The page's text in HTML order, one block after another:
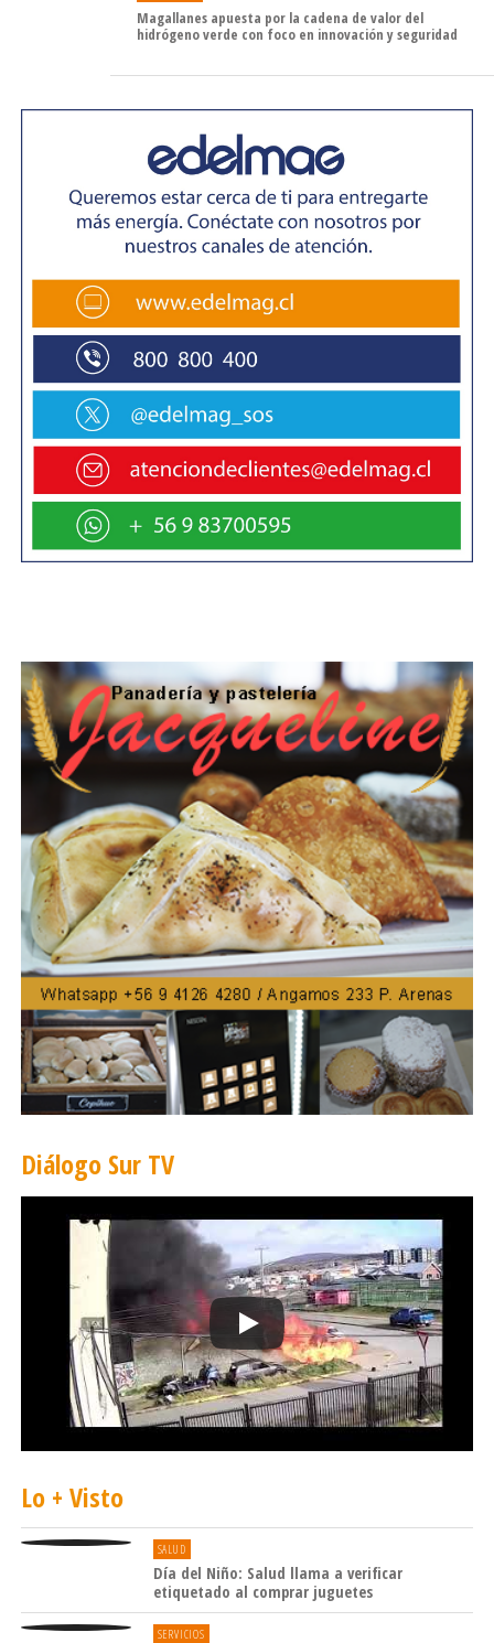
factibilidad económica para transformar el muelle en un
puerto de carga y descarga de equipamiento para la
Magallanes apuesta por la cadena de valor del
hidrógeno verde con foco en innovación y seguridad
Diálogo Sur TV
Lo + Visto
SALUD
Día del Niño: Salud llama a verificar
etiquetado al comprar juguetes
SERVICIOS